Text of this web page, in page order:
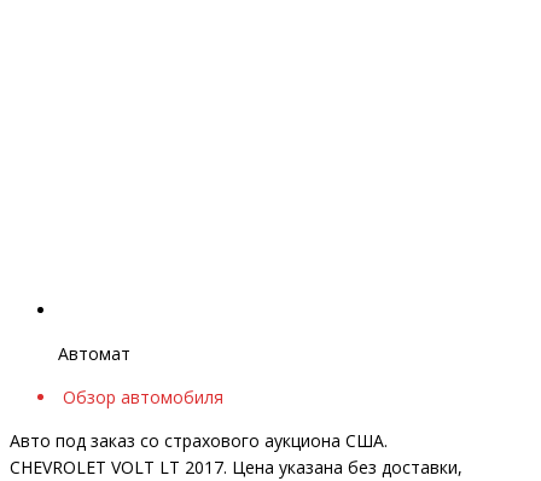
Автомат
Обзор автомобиля
Авто под заказ со страхового аукциона США.
CHEVROLET VOLT LT 2017. Цена указана без доставки,